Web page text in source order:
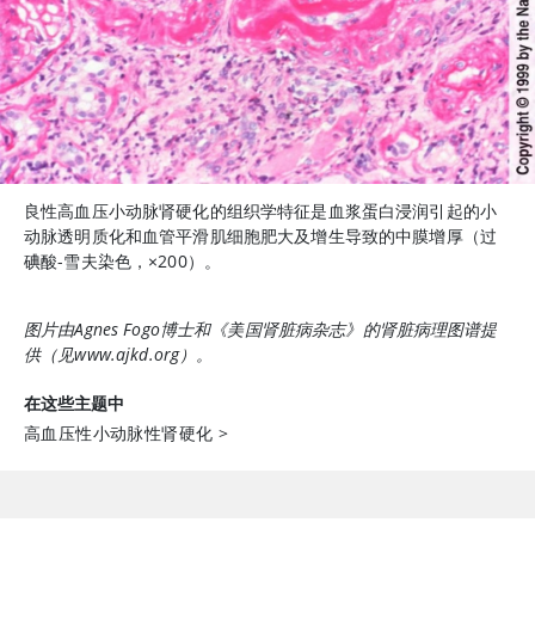
良性高血压小动脉肾硬化的组织学特征是血浆蛋白浸润引起的小
动脉透明质化和血管平滑肌细胞肥大及增生导致的中膜增厚（过
碘酸-雪夫染色， ×200）。
图片由Agnes Fogo博士和《美国肾脏病杂志》的肾脏病理图谱提
供（见www.ajkd.org）。
在这些主题中
高血压性小动脉性肾硬化 >